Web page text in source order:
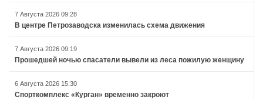
7 Августа 2026 09:28
В центре Петрозаводска изменилась схема движения
7 Августа 2026 09:19
Прошедшей ночью спасатели вывели из леса пожилую женщину
6 Августа 2026 15:30
Спорткомплекс «Курган» временно закроют